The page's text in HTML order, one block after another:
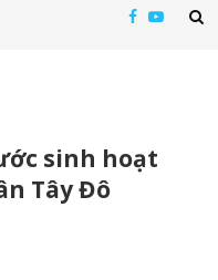
sinh hoạt
Tây Đô